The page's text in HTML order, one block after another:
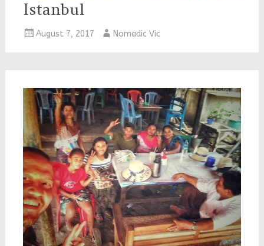
Istanbul
August 7, 2017 Nomadic Vic